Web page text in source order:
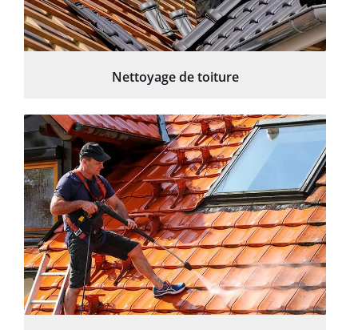
Nettoyage de toiture